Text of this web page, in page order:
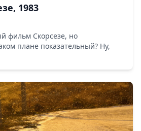
1983
фильм Скорсезе, но
плане показательный? Ну,